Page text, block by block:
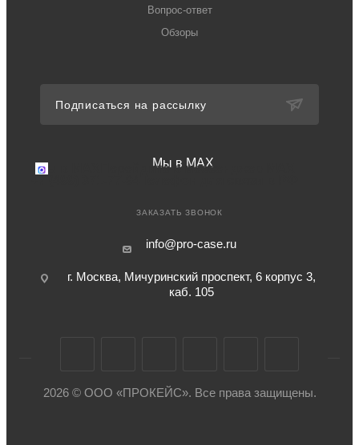
Вопрос-ответ
Обзоры
Подписаться на рассылку
Мы в MAX
Мы в MAX
Перейдите в мессенджер MAX
ЗАКАЗАТЬ ЗВОНОК
info@pro-case.ru
г. Москва, Мичуринский проспект, 6 корпус 3,
каб. 105
2026 © ООО «ПРОКЕЙС». Все права защищены.